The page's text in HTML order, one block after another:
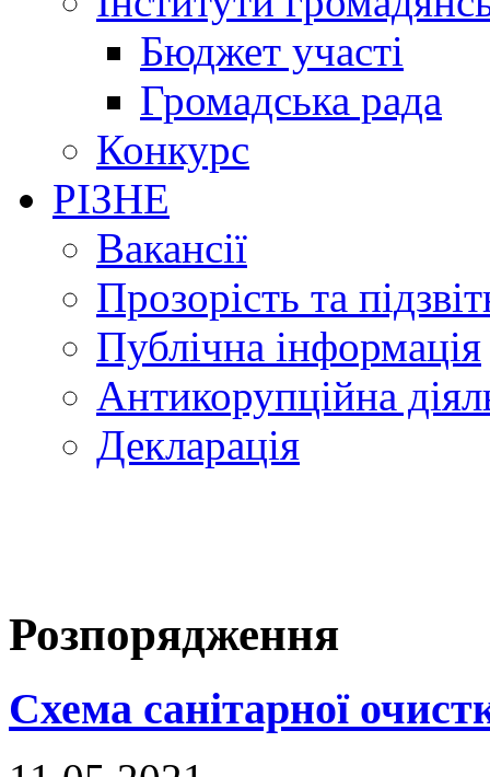
Бюджет участі
Громадська рада
Конкурс
РІЗНЕ
Вакансії
Прозорість та
Публічна інформація
Антикорупційна
Декларація
Розпорядження
Схема санітарної